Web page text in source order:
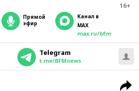
16+
прямой
эфир
Канал в
MAX
max.ru/bfm
Telegram
t.me/BFMnews